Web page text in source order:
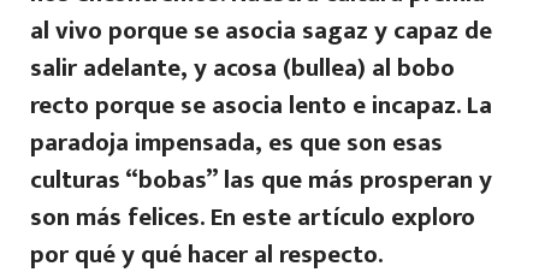
al vivo porque se asocia sagaz y capaz de
salir adelante, y acosa (bullea) al bobo
recto porque se asocia lento e incapaz. La
paradoja impensada, es que son esas
culturas “bobas” las que más prosperan y
son más felices. En este artículo exploro
por qué y qué hacer al respecto.